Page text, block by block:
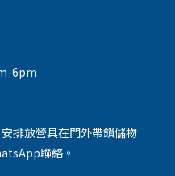
6pm
排放營具在門外帶鎖儲物
聯絡。